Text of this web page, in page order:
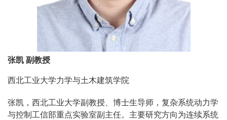
张凯 副教授
西北工业大学力学与土木建筑学院
张凯，西北工业大学副教授、博士生导师，复杂系统动力学
与控制工信部重点实验室副主任。主要研究方向为连续系统